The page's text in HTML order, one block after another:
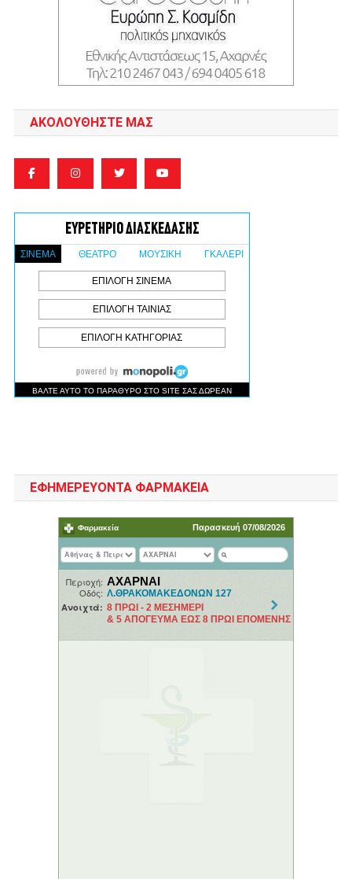
ΑΚΟΛΟΥΘΉΣΤΕ ΜΑΣ
ΕΦΗΜΕΡΕΥΟΝΤΑ ΦΑΡΜΑΚΕΙΑ